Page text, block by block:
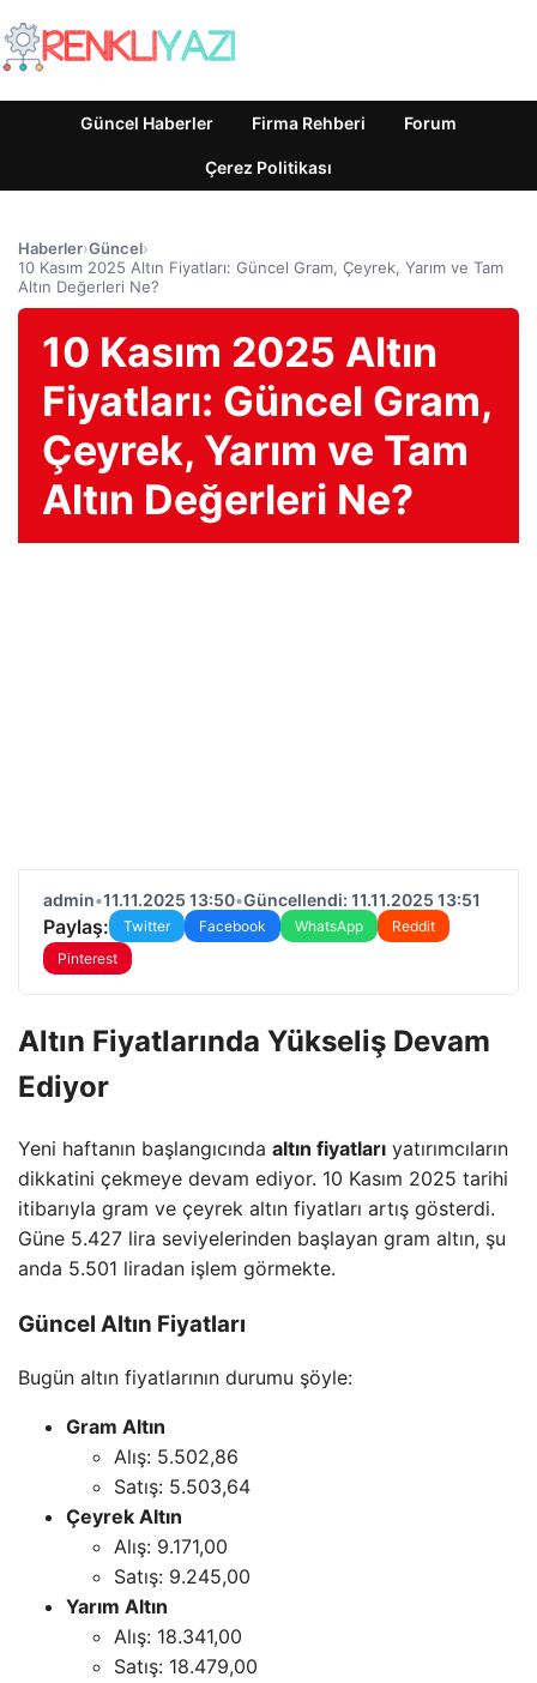
Güncel Haberler Firma Rehberi Forum
Çerez Politikası
Haberler›Güncel›
10 Kasım 2025 Altın Fiyatları: Güncel Gram, Çeyrek, Yarım ve Tam
Altın Değerleri Ne?
10 Kasım 2025 Altın
Fiyatları: Güncel Gram,
Çeyrek, Yarım ve Tam
Altın Değerleri Ne?
admin•11.11.2025 13:50•Güncellendi: 11.11.2025 13:51
Paylaş: Twitter Facebook WhatsApp
Reddit
Pinterest
Altın Fiyatlarında Yükseliş Devam
Ediyor
Yeni haftanın başlangıcında altın fiyatları yatırımcıların
dikkatini çekmeye devam ediyor. 10 Kasım 2025 tarihi
itibarıyla gram ve çeyrek altın fiyatları artış gösterdi.
Güne 5.427 lira seviyelerinden başlayan gram altın, şu
anda 5.501 liradan işlem görmekte.
Güncel Altın Fiyatları
Bugün altın fiyatlarının durumu şöyle:
Gram Altın
Alış: 5.502,86
Satış: 5.503,64
Çeyrek Altın
Alış: 9.171,00
Satış: 9.245,00
Yarım Altın
Alış: 18.341,00
Satış: 18.479,00